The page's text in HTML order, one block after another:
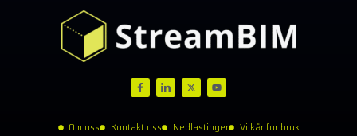
Om oss Kontakt oss Nedlastinger
Vilkår for bruk